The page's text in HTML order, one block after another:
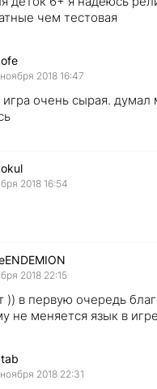
чем тестовая
2018 16:47
игра очень сырая.
2018 16:54
2018 22:15
)) в первую очередь
не меняется язык в
2018 22:31